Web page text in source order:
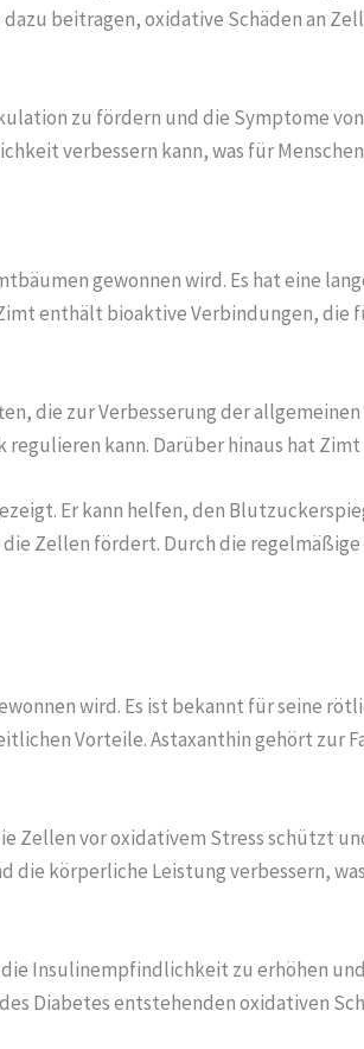
beitragen, oxidative Schäden an
zu fördern und die Symptome
verbessern kann, was für
gewonnen wird. Es hat eine
enthält bioaktive Verbindungen, die
die zur Verbesserung der
kann. Darüber hinaus hat Zimt
Er kann helfen, den
Zellen fördert. Durch die regelmäßige
wird. Es ist bekannt für seine
Vorteile. Astaxanthin gehört zur
Zellen vor oxidativem Stress schützt
körperliche Leistung verbessern,
Insulinempfindlichkeit zu erhöhen
Diabetes entstehenden oxidativen